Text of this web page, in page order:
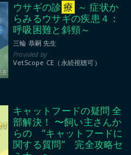
ウサギの診 療 ～ 症状か
らみるウサギの疾患４：
呼吸困難と斜頸～
三輪 恭嗣 先生
VetScope CE（永続視聴可）
キャットフードの疑問 全
部解決！ 〜飼い主さんか
らの “キャットフードに
関する質問” 完全攻略セ